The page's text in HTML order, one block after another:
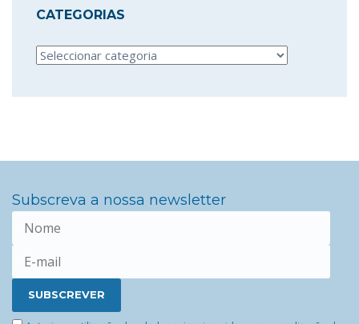
CATEGORIAS
Categorias
Subscreva a nossa newsletter